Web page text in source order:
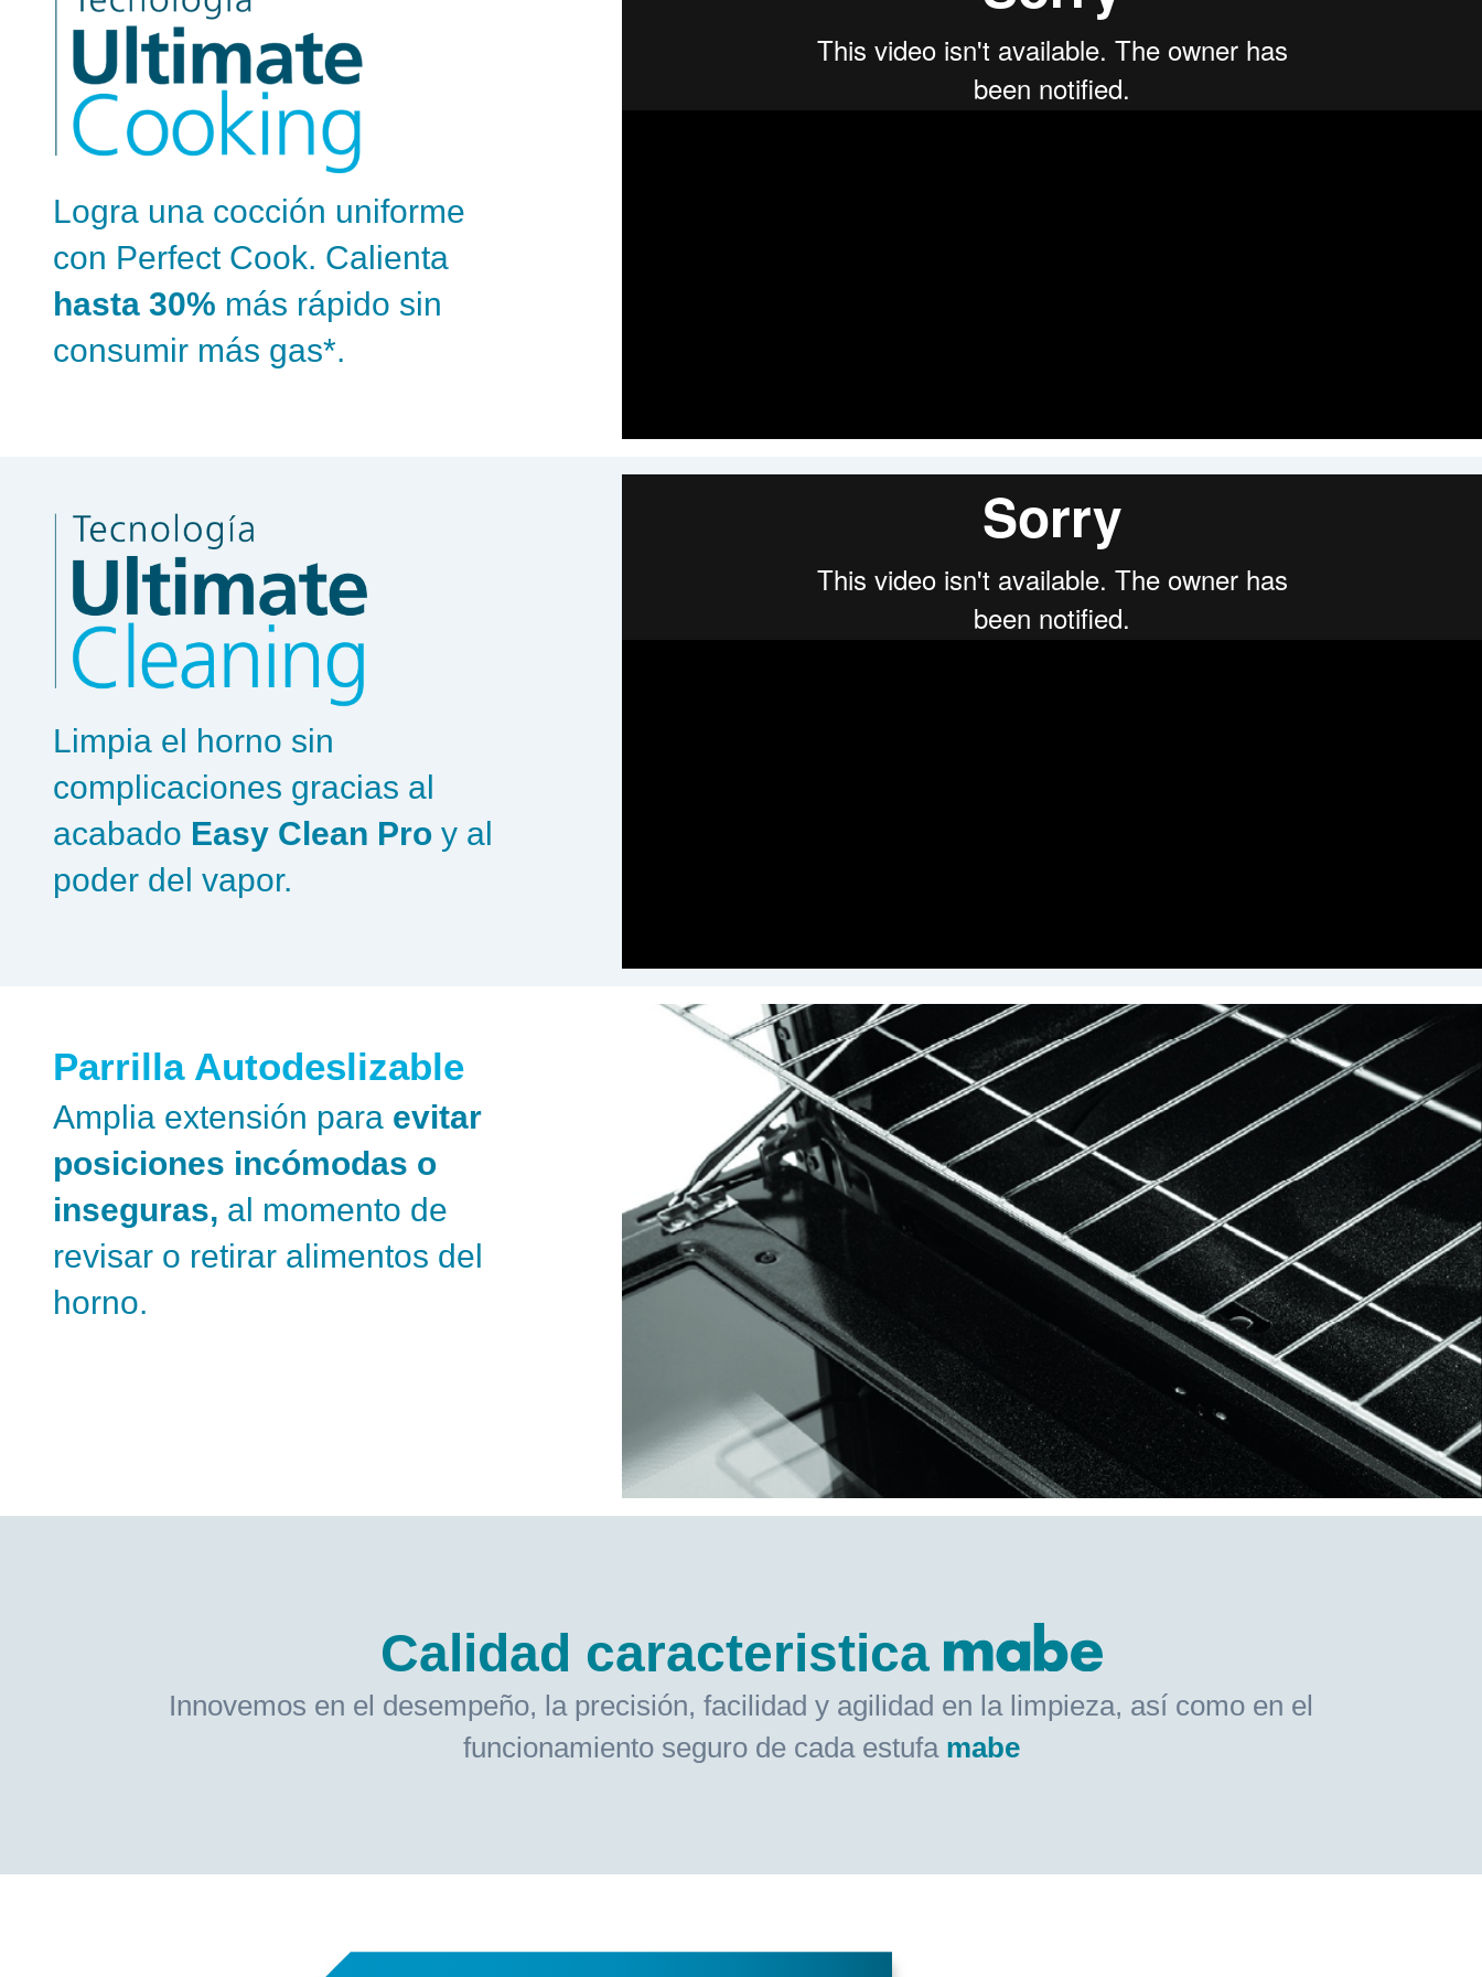
Logra una cocción uniforme
con Perfect Cook. Calienta
hasta 30% más rápido sin
consumir más gas*.
Limpia el horno sin
complicaciones gracias al
acabado Easy Clean Pro y al
poder del vapor.
Parrilla Autodeslizable
Amplia extensión para evitar
posiciones incómodas o
inseguras, al momento de
revisar o retirar alimentos del
horno.
Calidad caracteristica
Innovemos en el desempeño, la precisión, facilidad y agilidad en la limpieza, así como en el
funcionamiento seguro de cada estufa mabe